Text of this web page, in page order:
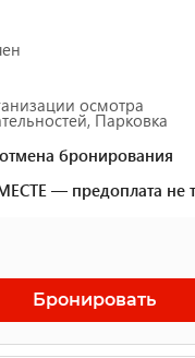
осмотра
Парковка
бронирования
— предоплата не
Бронировать